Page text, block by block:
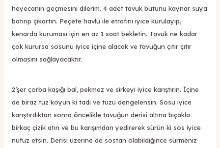
heyecanın geçmesini dilerim. 4 adet tavuk butunu kaynar suya
batırıp çıkartın. Peçete havlu ile etrafını iyice kurulayıp,
kenarda kuruması için en az 1 saat bekletin. Tavuk ne kadar
çok kurursa sosunu iyice içine alacak ve tavuğun çıtır çıtır
olmasını sağlayacaktır.
2’şer çorba kaşığı bal, pekmez ve sirkeyi iyice karıştırın. İçine
de biraz tuz koyun ki tadı ve tuzu dengelensin. Sosu iyice
karıştırdıktan sonra öncelikle tavuğun derisi altına bıçakla
birkaç çizik atın ve bu karışımdan yedirerek sürün ki sos iyice
nüfuz etsin. Derisi üzerine de sostan olabildiğince sürmeniz